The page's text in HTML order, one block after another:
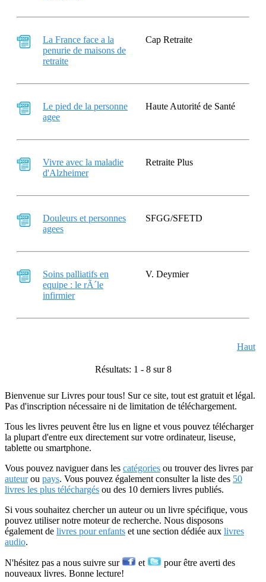
La France face a la
penurie de maisons de
retraite
Cap Retraite
Le pied de la personne
agee
Haute Autorité de Santé
Vivre avec la maladie
d'Alzheimer
Retraite Plus
Douleurs et personnes
agees
SFGG/SFETD
Soins palliatifs en
equipe : le rÃ´le
infirmier
V. Deymier
Haut
Résultats: 1 - 8 sur 8
Bienvenue sur Livres pour tous! Sur ce site, tout est gratuit et légal.
Pas d'inscription nécessaire ni de limitation de téléchargement.
Tous les livres peuvent être lus en ligne et vous pouvez télécharger
la plupart d'entre eux directement sur votre ordinateur, liseuse,
tablette ou smartphone.
Vous pouvez naviguer dans les catégories ou trouver des livres par
auteurou pays. Vous pouvez également consulter la liste des 50
livres les plus téléchargés ou des 10 derniers livres publiés.
Si vous souhaitez chercher un auteur ou un livre spécifique, vous
pouvez utiliser notre moteur de recherche. Nous disposons
également de livres pour enfants et une section dédiée aux livres
audio.
N'hésitez pas a nous suivre sur et
pour être averti des
nouveaux livres. Bonne lecture!